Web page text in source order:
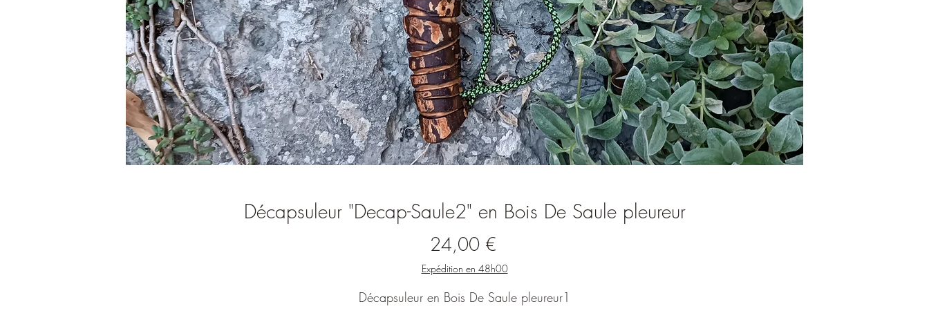
Décapsuleur "Decap-Saule2" en Bois De Saule pleureur
24,00 €Prix
Expédition en 48h00
Décapsuleur en Bois De Saule pleureur1